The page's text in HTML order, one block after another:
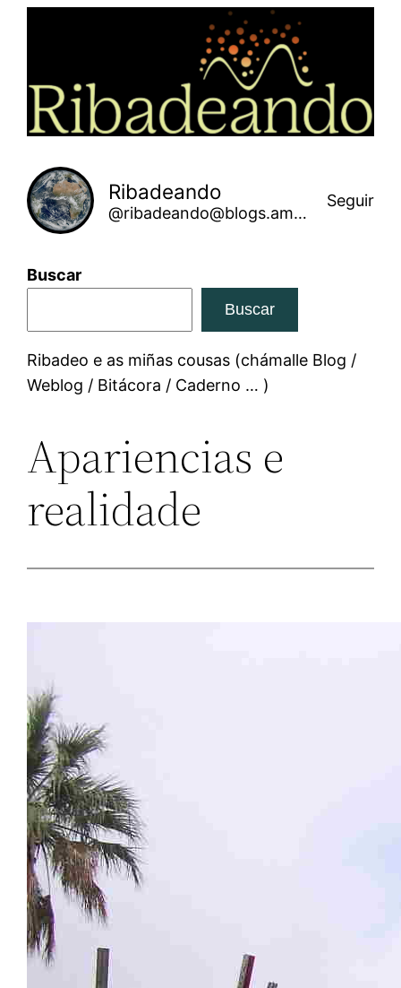
Ribadeando
@ribadeando@blogs.amarinha.gal
Seguir
Buscar
Buscar
Ribadeo e as miñas cousas (chámalle Blog /
Weblog / Bitácora / Caderno … )
Apariencias e
realidade